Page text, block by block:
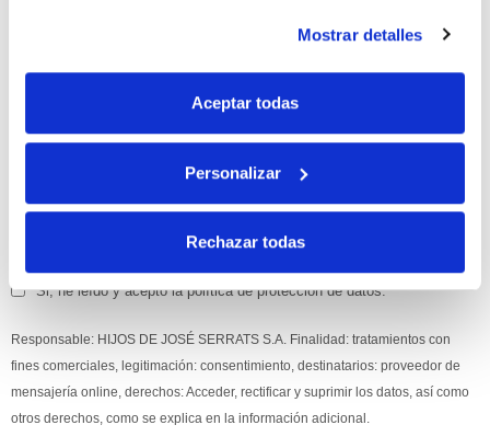
Mostrar detalles
Aceptar todas
Personalizar
Rechazar todas
con tu primera compra.
a nuestra newsletter para recibir nuestras
disfruta deun 10% de descuentoen tu primera compra.
Si, he leído y acepto la política de protección de datos.
Responsable: HIJOS DE JOSÉ SERRATS S.A. Finalidad: tratamientos con
fines comerciales, legitimación: consentimiento, destinatarios: proveedor de
mensajería online, derechos: Acceder, rectificar y suprimir los datos, así como
otros derechos, como se explica en la información adicional.